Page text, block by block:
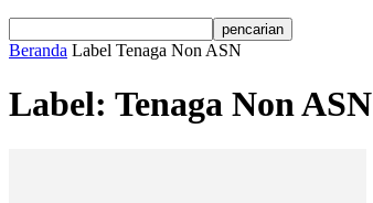
Beranda Label Tenaga Non ASN
Label: Tenaga Non ASN